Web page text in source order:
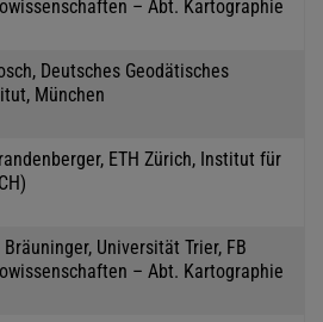
– Abt. Kartographie
Deutsches Geodätisches
München
ETH Zürich, Institut für
Universität Trier, FB
– Abt. Kartographie